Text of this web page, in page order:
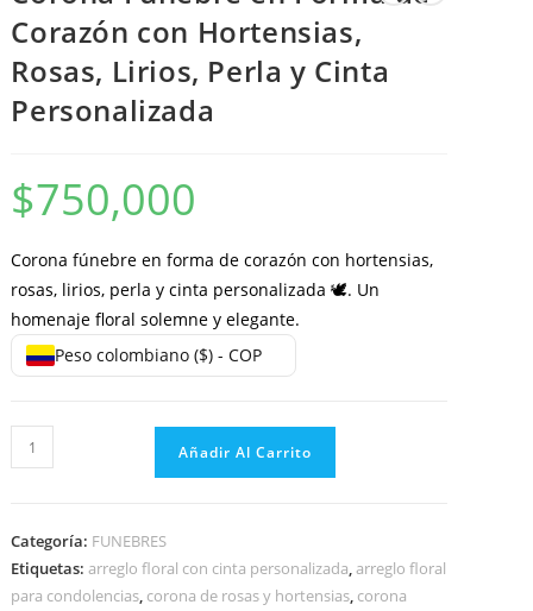
Corazón con Hortensias,
Rosas, Lirios, Perla y Cinta
Personalizada
$750,000
Corona fúnebre en forma de corazón con hortensias,
rosas, lirios, perla y cinta personalizada 🕊️. Un
homenaje floral solemne y elegante.
Peso colombiano ($) - COP
Añadir Al Carrito
Categoría: FUNEBRES
Etiquetas:arreglo floral con cinta personalizada,arreglo floral
para condolencias, corona de rosas y hortensias, corona